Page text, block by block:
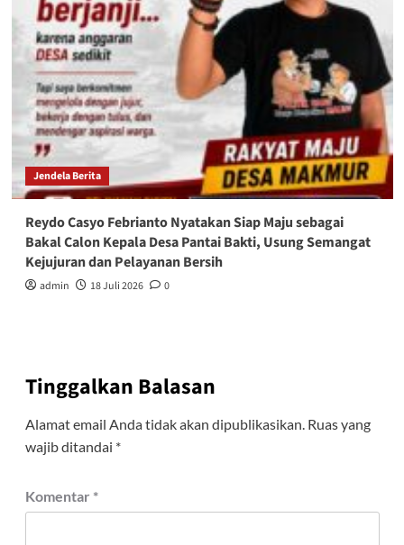
Jendela Berita
Reydo Casyo Febrianto Nyatakan Siap Maju sebagai
Bakal Calon Kepala Desa Pantai Bakti, Usung Semangat
Kejujuran dan Pelayanan Bersih
admin 18 Juli 2026 0
Tinggalkan Balasan
Alamat email Anda tidak akan dipublikasikan. Ruas yang
wajib ditandai *
Komentar *